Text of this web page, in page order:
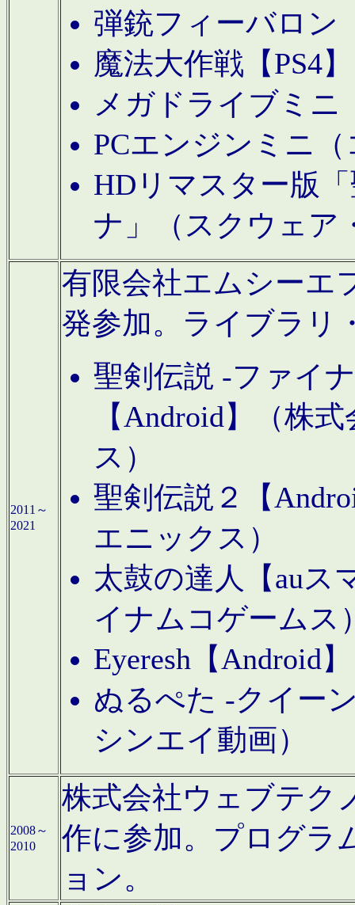
弾銃フィーバロン
魔法大作戦【PS4
メガドライブミニ
PCエンジンミニ
HDリマスター版
ナ」（スクウェア
2011～
2021
有限会社エムシーエ
発参加。ライブラリ
聖剣伝説 -ファイ
【Android】（株
ス）
聖剣伝説２【
エニックス）
太鼓の達人【auス
イナムコゲームス
Eyeresh【Android
ぬるぺた -クイー
シンエイ動画）
2008～
2010
株式会社ウェブテク
作に参加。プログラ
ョン。